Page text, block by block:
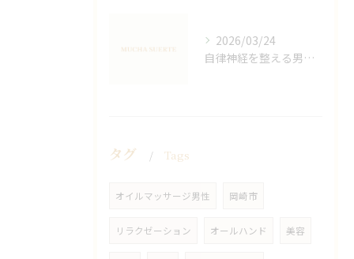
2026/03/24
自律神経を整える男性オイルマッサージ
タグ Tags
オイルマッサージ男性 岡崎市
リラクゼーション オールハンド 美容